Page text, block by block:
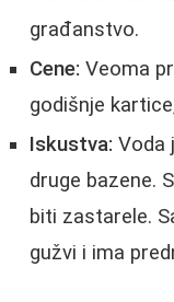
građanstvo.
Cene: Veoma
godišnje
Iskustva: Voda
druge bazene.
biti zastarele.
gužvi i ima